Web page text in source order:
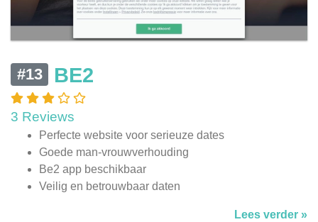
#13 BE2
3 Reviews
Perfecte website voor serieuze dates
Goede man-vrouwverhouding
Be2 app beschikbaar
Veilig en betrouwbaar daten
Lees verder »